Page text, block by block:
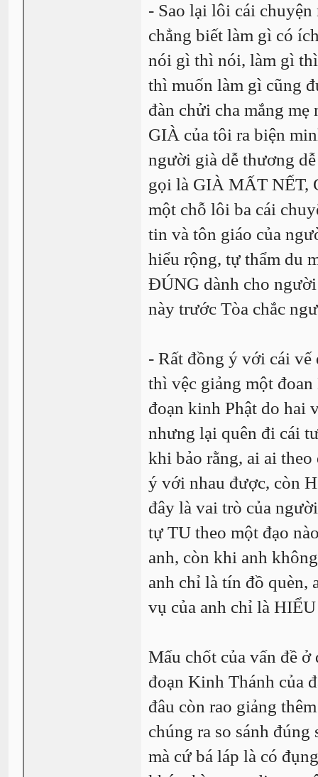
- Sao lại lôi cái
chẳng biết làm gì có
nói gì thì nói, làm gì
thì muốn làm gì cũng
đàn chửi cha mắng
GIÀ của tôi ra biện
người già dễ thương
gọi là GIÀ MẤT NẾT,
một chỗ lôi ba cái
tin và tôn giáo của
hiểu rộng, tự thẩm du
ĐÚNG dành cho
này trước Tòa chắc
- Rất đồng ý với cái
thì vệc giảng một
đoạn kinh Phật do hai
nhưng lại quên đi cái
khi bảo rằng, ai ai
ý với nhau được, còn
đây là vai trò của
tự TU theo một đạo
anh, còn khi anh
anh chỉ là tín đồ quèn,
vụ của anh chỉ là
Mấu chốt của vấn đề
đoạn Kinh Thánh của
đâu còn rao giảng
chúng ra so sánh đúng
mà cứ bá láp là có